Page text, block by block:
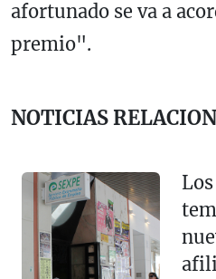
afortunado se va a
premio".
NOTICIAS